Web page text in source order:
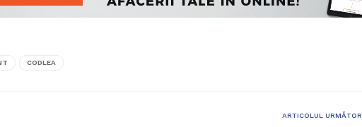
CODLEA
ARTICOLUL URMĂTOR